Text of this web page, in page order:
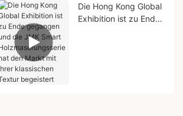
Die Hong Kong Global
Exhibition ist zu Ende